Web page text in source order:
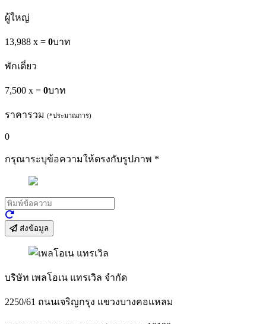
ผู้ใหญ่
13,988 x = 0บาท
พักเดี่ยว
7,500 x = 0บาท
ราคารวม (*ประมาณการ)
0
กรุณาระบุข้อความให้ตรงกับรูปภาพ *
ส่งข้อมูล
บริษัท เพลโอเน แทรเวิล จำกัด
2250/61 ถนนเจริญกรุง แขวงบางคอแหลม